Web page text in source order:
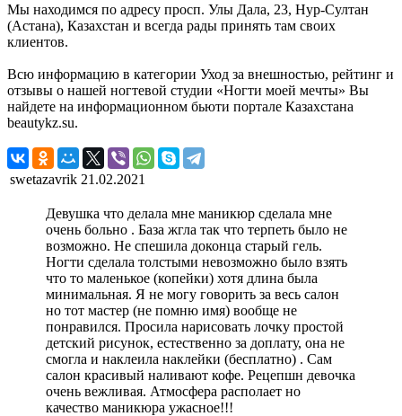
Мы находимся по адресу просп. Улы Дала, 23, Нур-Султан
(Астана), Казахстан и всегда рады принять там своих
клиентов.
Всю информацию в категории Уход за внешностью, рейтинг и
отзывы о нашей ногтевой студии «Ногти моей мечты» Вы
найдете на информационном бьюти портале Казахстана
beautykz.su.
swetazavrik 21.02.2021
Девушка что делала мне маникюр сделала мне
очень больно . База жгла так что терпеть было не
возможно. Не спешила доконца старый гель.
Ногти сделала толстыми невозможно было взять
что то маленькое (копейки) хотя длина была
минимальная. Я не могу говорить за весь салон
но тот мастер (не помню имя) вообще не
понравился. Просила нарисовать лочку простой
детский рисунок, естественно за доплату, она не
смогла и наклеила наклейки (бесплатно) . Сам
салон красивый наливают кофе. Рецепшн девочка
очень вежливая. Атмосфера располает но
качество маникюра ужасное!!!